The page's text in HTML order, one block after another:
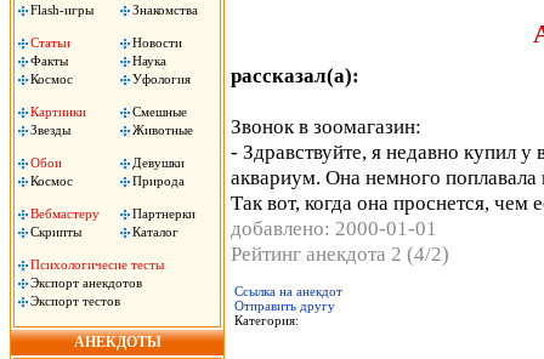
Flash-игры
Знакомства
Статьи
Новости
Факты
Наука
Космос
Уфология
Картинки
Смешные
Звезды
Животные
Обои
Девушки
Космос
Природа
Вебмастеру
Партнерки
Скрипты
Каталог
Психологичесие тесты
Экспорт анекдотов
Экспорт тестов
АНЕКДОТЫ
рассказал(а):
Звонок в зоомагазин:
- Здравствуйте, я недавно купил
аквариум. Она немного поплавала
Так вот, когда она проснется, чем
добавлено: 2000-01-01
Рейтинг анекдота 2 (4/2)
Ссылка на анекдот
Отправить другу
Категория: